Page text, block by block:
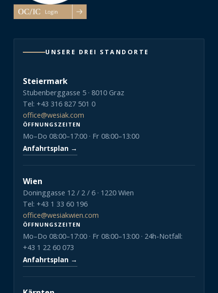
UNSERE DREI STANDORTE
Steiermark
Stubenberggasse 5 · 8010 Graz
Tel: +43 316 827 501 0
office@wesiak.com
ÖFFNUNGSZEITEN
Mo–Do 08:00–17:00 · Fr 08:00–13:00
Anfahrtsplan →
Wien
Doninggasse 12 / 2 / 6 · 1220 Wien
Tel: +43 1 33 60 196
office@wesiakwien.com
ÖFFNUNGSZEITEN
Mo–Do 08:00–17:00 · Fr 08:00–13:00 · 24h-Notfall:
+43 1 22 60 073
Anfahrtsplan →